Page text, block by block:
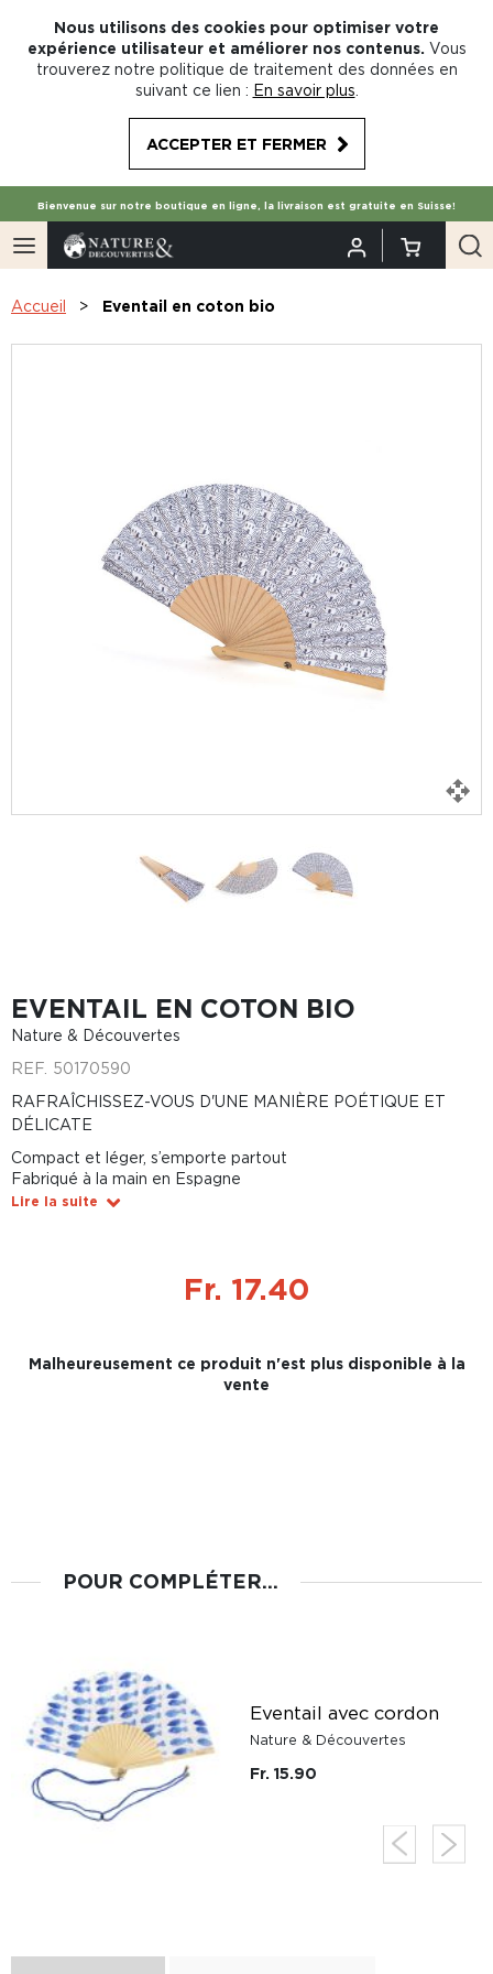
Nous utilisons des cookies pour optimiser votre
expérience utilisateur et améliorer nos contenus. Vous
trouverez notre politique de traitement des données en
suivant ce lien : En savoir plus
ACCEPTER ET FERMER
Bienvenue sur notre boutique en ligne, la livraison est gratuite en Suisse!
Accueil Eventail en coton bio
EVENTAIL EN COTON BIO
Nature & Découvertes
REF. 50170590
RAFRAÎCHISSEZ-VOUS D'UNE MANIÈRE POÉTIQUE ET
DÉLICATE
Compact et léger, s’emporte partout
Fabriqué à la main en Espagne
Lire la suite
Fr. 17.40
Malheureusement ce produit n'est plus disponible à la
vente
POUR COMPLÉTER...
Eventail avec cordon
Nature & Découvertes
Fr. 15.90